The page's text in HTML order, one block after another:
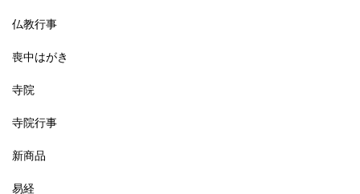
仏教行事
喪中はがき
寺院
寺院行事
新商品
易経